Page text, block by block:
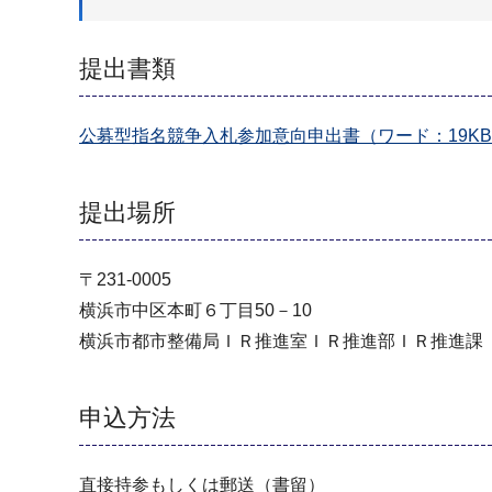
提出書類
公募型指名競争入札参加意向申出書（ワード：
提出場所
〒231-0005
横浜市中区本町６丁目50－10
横浜市都市整備局ＩＲ推進室ＩＲ推進部ＩＲ推進課
申込方法
直接持参もしくは郵送（書留）